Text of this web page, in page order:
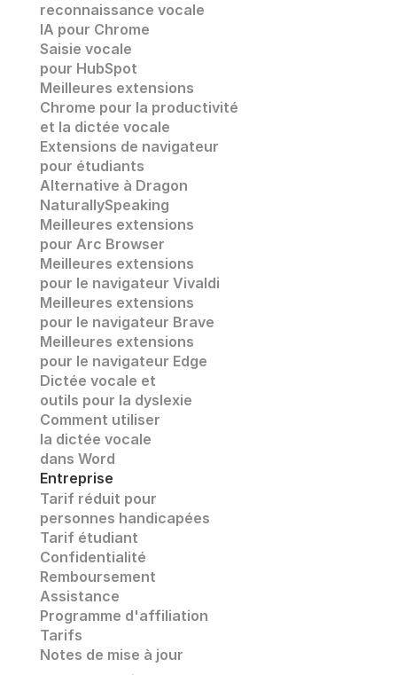
reconnaissance vocale
IA pour Chrome
Saisie vocale
pour HubSpot
Meilleures extensions
Chrome pour la productivité
et la dictée vocale
Extensions de navigateur
pour étudiants
Alternative à Dragon
NaturallySpeaking
Meilleures extensions
pour Arc Browser
Meilleures extensions
pour le navigateur Vivaldi
Meilleures extensions
pour le navigateur Brave
Meilleures extensions
pour le navigateur Edge
Dictée vocale et
outils pour la dyslexie
Comment utiliser
la dictée vocale
dans Word
Entreprise
Tarif réduit pour
personnes handicapées
Tarif étudiant
Confidentialité
Remboursement
Assistance
Programme d'affiliation
Tarifs
Notes de mise à jour